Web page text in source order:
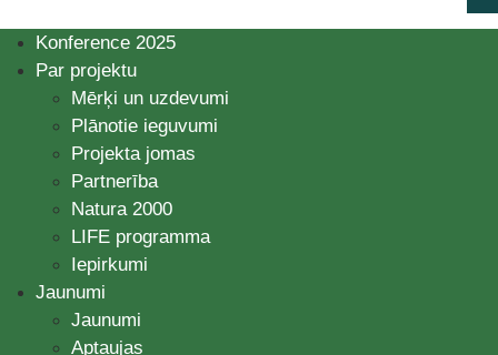
Konference 2025
Par projektu
Mērķi un uzdevumi
Plānotie ieguvumi
Projekta jomas
Partnerība
Natura 2000
LIFE programma
Iepirkumi
Jaunumi
Jaunumi
Aptaujas